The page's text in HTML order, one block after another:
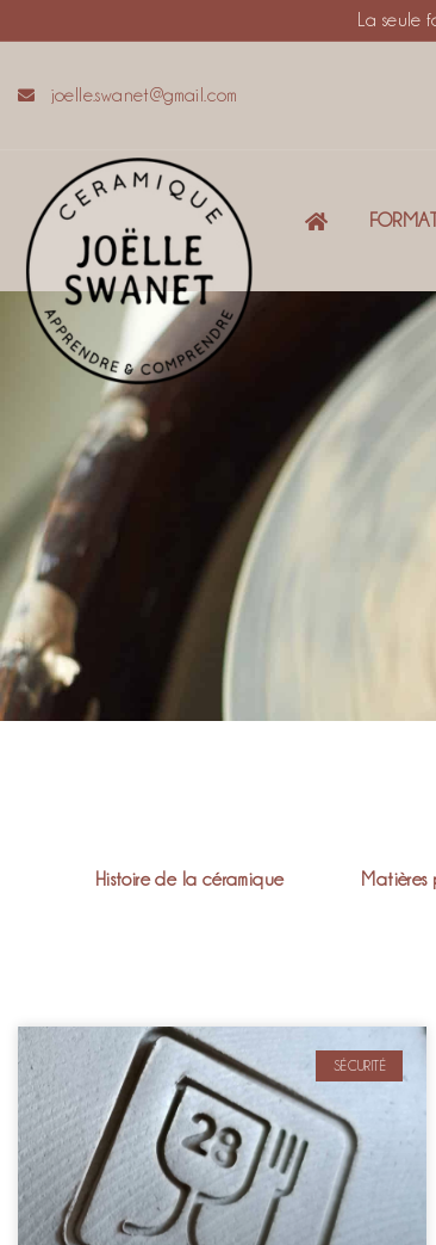
La seule
joelle.swanet@gmail.com
Histoire de la céramique Matières
SÉCURITÉ